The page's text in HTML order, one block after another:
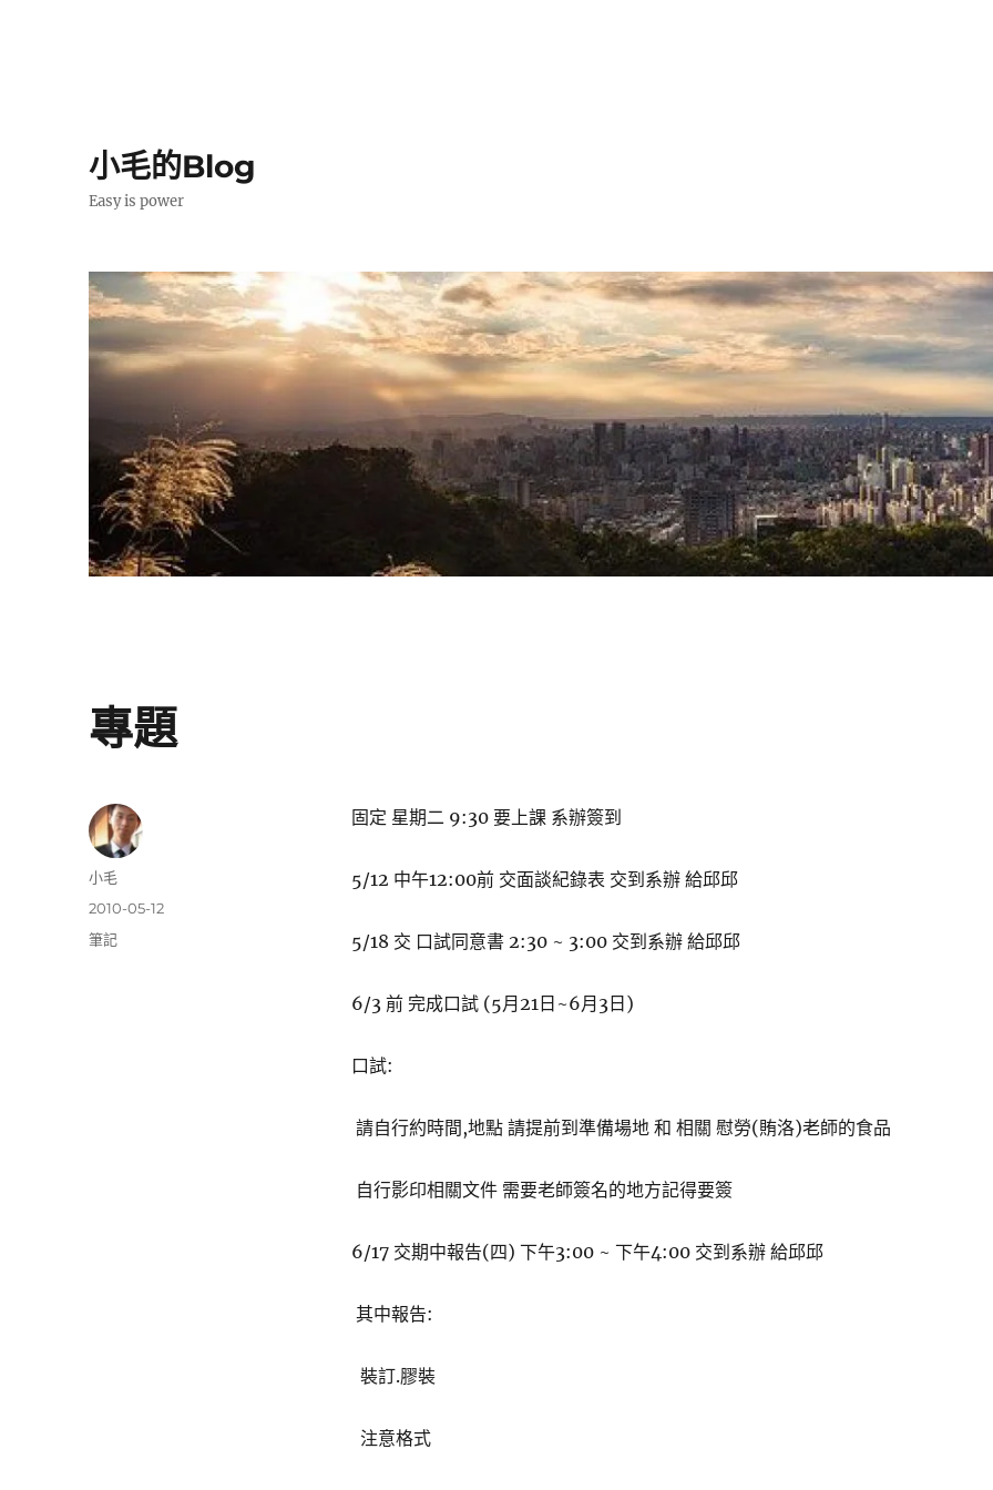
小毛的Blog
Easy is power
專題
固定 星期二 9:30 要上課 系辦簽到
5/12 中午12:00前 交面談紀錄表 交到系辦 給邱邱
5/18 交 口試同意書 2:30 ~ 3:00 交到系辦 給邱邱
6/3 前 完成口試 (5月21日~6月3日)
口試:
請自行約時間,地點 請提前到準備場地 和 相關 慰勞(賄洛)老師的食品
自行影印相關文件 需要老師簽名的地方記得要簽
6/17 交期中報告(四) 下午3:00 ~ 下午4:00 交到系辦 給邱邱
其中報告:
裝訂.膠裝
注意格式
作
小毛
發
佈
2010-05-12
分
筆記